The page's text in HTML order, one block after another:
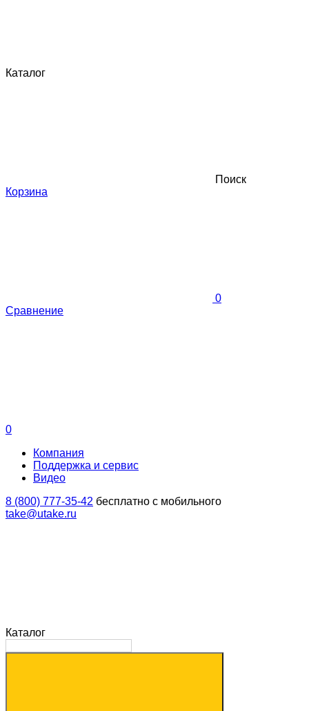
Каталог
Поиск
Корзина
0
Сравнение
0
Компания
Поддержка и сервис
Видео
8 (800) 777-35-42 бесплатно с мобильного
take@utake.ru
Каталог